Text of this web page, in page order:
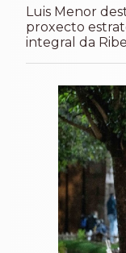
Luis Menor
proxecto
integral da